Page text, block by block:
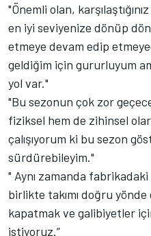
"Önemli olan,
en iyi seviyenize dönüp
etmeye devam edip
geldiğim için gururluyum
yol var."
"Bu sezonun çok zor
fiziksel hem de zihinsel
çalışıyorum ki bu sezon
sürdürebileyim."
" Aynı zamanda
birlikte takımı doğru
kapatmak ve galibiyetler
istiyoruz.”